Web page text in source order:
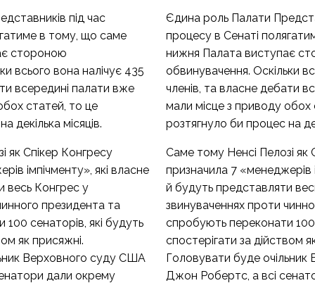
під час
в тому, що саме
стороною
всього вона налічує 435
всередині палати вже
статей, то це
декілька місяців.
як Спікер Конгресу
імпічменту», які власне
весь Конгрес у
президента та
сенаторів, які будуть
як присяжні.
Верховного суду США
дали окрему
Єдина роль Палати
процесу в Сенаті
нижня Палата виступає
обвинувачення. Оскільки
членів, та власне дебати
мали місце з приводу обох
розтягнуло би процес на
Саме тому Ненсі Пелозі як
призначила 7 «менеджерів
й будуть представляти
звинуваченнях проти
спробують переконати 100
спостерігати за дійством
Головувати буде
Джон Робертс, а всі